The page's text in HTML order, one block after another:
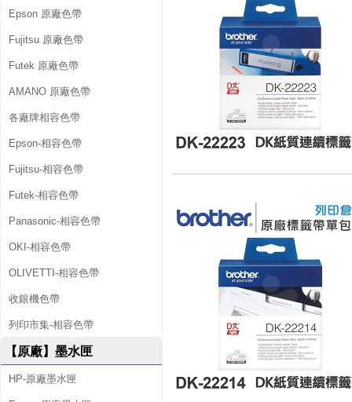
Epson 原廠色帶
Fujitsu 原廠色帶
Futek 原廠色帶
AMANO 原廠色帶
各廠牌相容色帶
Epson-相容色帶
Fujitsu-相容色帶
Futek-相容色帶
Panasonic-相容色帶
OKI-相容色帶
OLIVETTI-相容色帶
收銀機色帶
列印市集-相容色帶
【原廠】墨水匣
HP-原廠墨水匣